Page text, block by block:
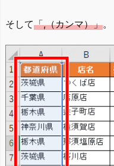
そして「,（カンマ）」。